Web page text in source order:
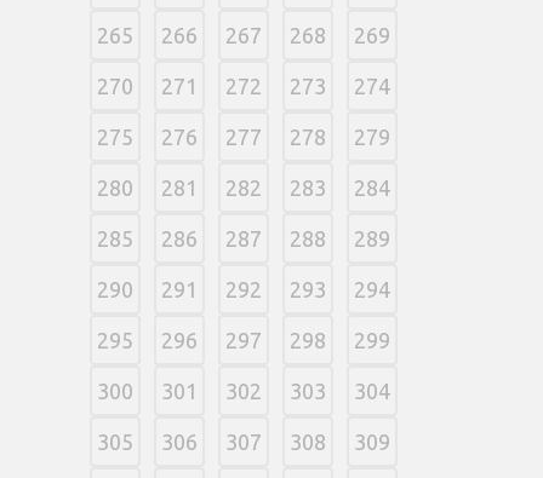
265 266 267 268 269
270 271 272 273 274
275 276 277 278 279
280 281 282 283 284
285 286 287 288 289
290 291 292 293 294
295 296 297 298 299
300 301 302 303 304
305 306 307 308 309